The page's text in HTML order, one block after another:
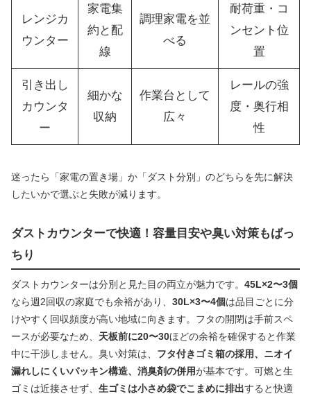
レンジカ
ウンター
家電集
約と配
線
調理家電を並
べる
耐荷重・コ
ンセント位
置
引き出し
カウンタ
ー
細かな
収納
作業台として
広々
レールの強
度・奥行相
性
迷ったら「家電の置き場」か「ダスト分別」のどちらを先に解決
したいかで選ぶと失敗が減ります。
ダストカウンターで快適！容量目安や臭い対策もばっ
ちり
ダストカウンターは分別と見た目の両立が魅力です。 45L×2〜3個
なら週2回収の家庭でも余裕があり、 30L×3〜4個は品目ごとに分
けやすく回収頻度が高い地域に向きます。フタの開閉は手前スペ
ースが必要なため、 天板前に20〜30ほどの余裕を確保すると作業
中に干渉しません。臭い対策は、 フタ付きゴミ箱の採用、ニオイ
漏れしにくいパッキン構造、消臭剤の併用が基本です。可燃と生
ゴミは近接させず、 生ゴミは小さめ袋でこまめに排出すると快適